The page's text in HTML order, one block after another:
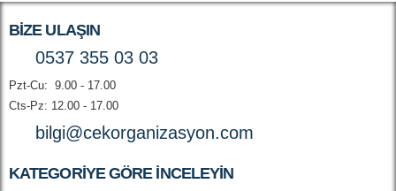
BIZE ULAŞIN
0537 355 03 03
Pzt-Cu: 9.00 - 17.00
Cts-Pz: 12.00 - 17.00
bilgi@cekorganizasyon.com
KATEGORIYE GÖRE INCELEYIN